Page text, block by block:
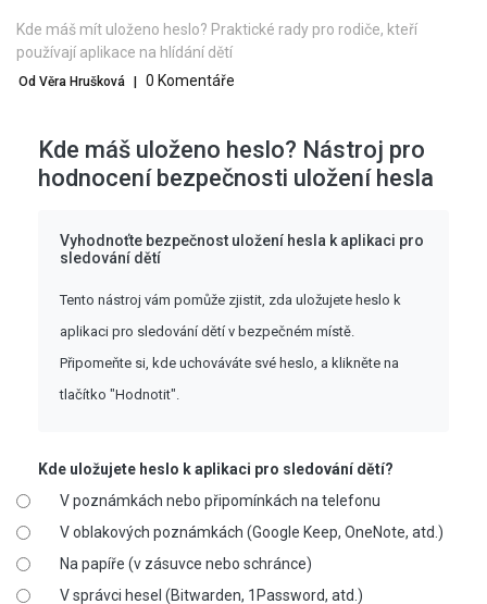
Kde máš mít uloženo heslo? Praktické rady pro rodiče, kteří
používají aplikace na hlídání dětí
Od Věra Hrušková 0 Komentáře
Kde máš uloženo heslo? Nástroj pro
hodnocení bezpečnosti uložení hesla
Vyhodnoťte bezpečnost uložení hesla k aplikaci pro
sledování dětí
Tento nástroj vám pomůže zjistit, zda uložujete heslo k
aplikaci pro sledování dětí v bezpečném místě.
Připomeňte si, kde uchováváte své heslo, a klikněte na
tlačítko "Hodnotit".
Kde uložujete heslo k aplikaci pro sledování dětí?
V poznámkách nebo připomínkách na telefonu
V oblakových poznámkách (Google Keep, OneNote, atd.)
Na papíře (v zásuvce nebo schránce)
V správci hesel (Bitwarden, 1Password, atd.)